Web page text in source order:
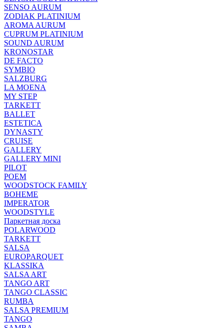
SENSO AURUM
ZODIAK PLATINIUM
AROMA AURUM
CUPRUM PLATINIUM
SOUND AURUM
KRONOSTAR
DE FACTO
SYMBIO
SALZBURG
LA MOENA
MY STEP
TARKETT
BALLET
ESTETICA
DYNASTY
CRUISE
GALLERY
GALLERY MINI
PILOT
POEM
WOODSTOCK FAMILY
BOHEME
IMPERATOR
WOODSTYLE
Паркетная доска
POLARWOOD
TARKETT
SALSA
EUROPARQUET
KLASSIKA
SALSA ART
TANGO ART
TANGO CLASSIC
RUMBA
SALSA PREMIUM
TANGO